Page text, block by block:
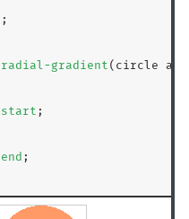
;
gradient (circle at
;
;
;